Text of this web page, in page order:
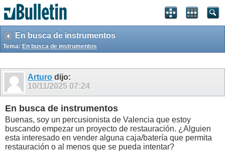
En busca de instrumentos
Tema: En busca de instrumentos
Arturo dijo:
10/11/2025 07:24
En busca de instrumentos
Buenas, soy un percusionista de Valencia que estoy
buscando empezar un proyecto de restauración. ¿Alguien
esta interesado en vender alguna caja/batería que permita
restauración o al menos que se pueda intentar?